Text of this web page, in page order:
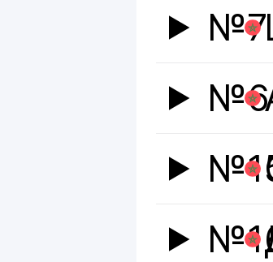
№7
№6